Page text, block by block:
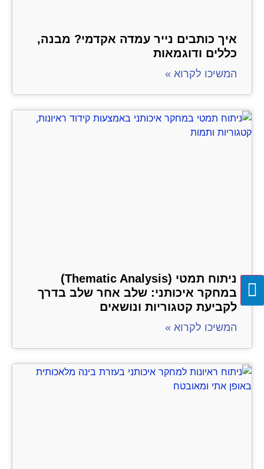
איך כותבים נייר עמדה אקדמי? מבנה,
כללים ודוגמאות
המשיכו לקרוא »
ניתוח תמטי (Thematic Analysis)
במחקר איכותני: שלב אחר שלב בדרך
לקביעת קטגוריות ונושאים
המשיכו לקרוא »